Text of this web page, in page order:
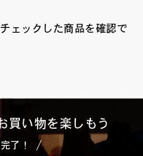
ェックした商品を確認で
買い物を楽しもう
了！